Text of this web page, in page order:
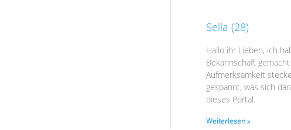
Sella (28)
Hallo ihr Lieben, ich
Bekannschaft
Aufmerksamkeit
gespannt, was sich
dieses Portal.
Weiterlesen »